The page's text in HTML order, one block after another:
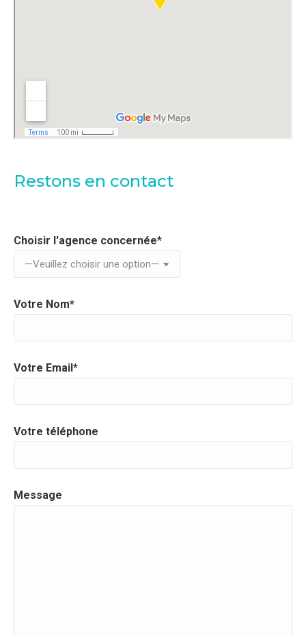
Restons en contact
Choisir l'agence concernée*
Votre Nom*
Votre Email*
Votre téléphone
Message